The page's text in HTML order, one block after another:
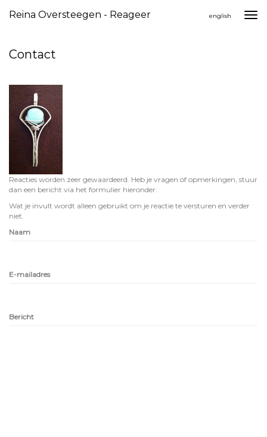
Reina Oversteegen - Reageer english
Contact
Reacties worden zeer gewaardeerd. Heb je vragen of opmerkingen, stuur
dan een bericht via het formulier hieronder.
Wat je invult wordt alleen gebruikt om je reactie te versturen en verder
niet.
Naam
E-mailadres
Bericht